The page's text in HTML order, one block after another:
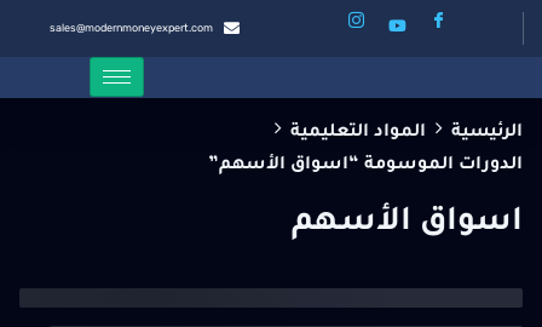
sales@modernmoneyexpert.com
الرئيسية
المواد التعليمية
الدورات الموسومة “اسواق الأسهم”
اسواق الأسهم